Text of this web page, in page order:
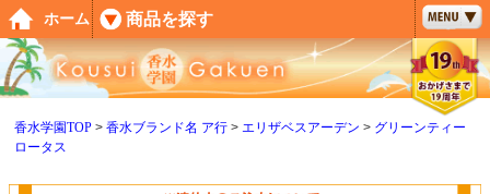
香水学園TOP 香水ブランド名 ア行 エリザベスアーデン
グリーンティー
ロータス
ペー
ジト
ップ
へ
ホーム 商品を探す